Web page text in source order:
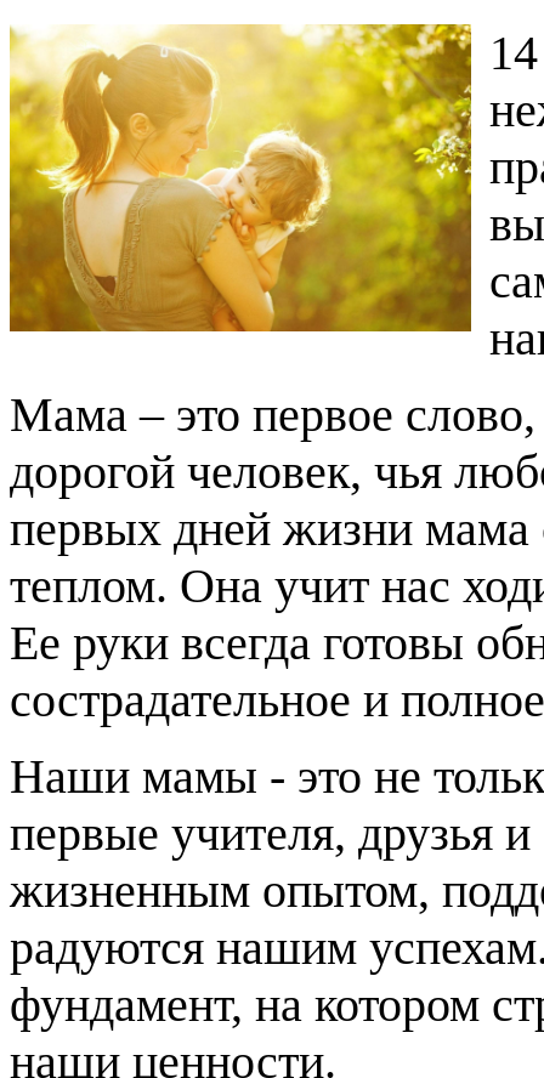
Мама – это первое
дорогой человек, чья
первых дней жизни мама
теплом. Она учит нас
Ее руки всегда готовы
сострадательное и
Наши мамы - это не
первые учителя, друзья
жизненным опытом,
радуются нашим
фундамент, на котором
наши ценности.